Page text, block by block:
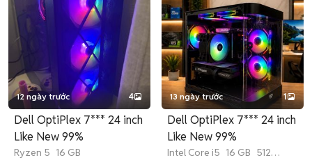
12 ngày trước 4
Dell OptiPlex 7*** 24 inch
Like New 99%
Ryzen 5 16 GB
13 ngày trước 1
Dell OptiPlex 7*** 24 inch
Like New 99%
Intel Core i5 16 GB 512